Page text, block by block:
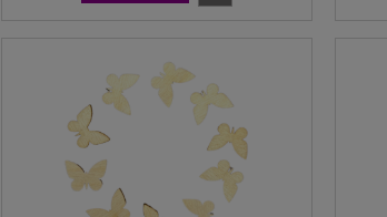
do koszyka